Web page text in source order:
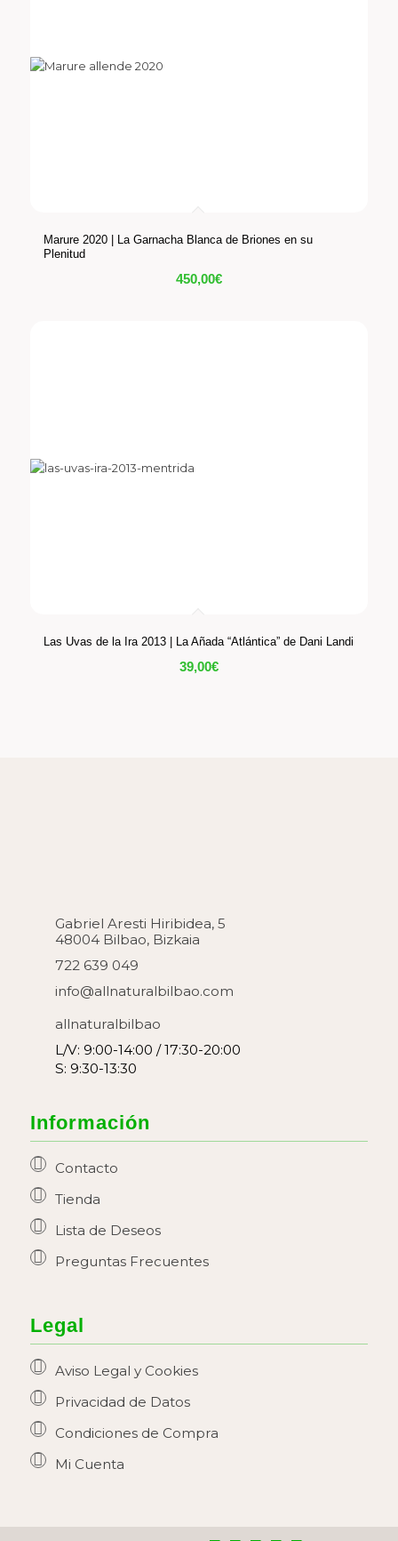
Marure 2020 | La Garnacha Blanca de Briones en su
Plenitud
450,00€
Las Uvas de la Ira 2013 | La Añada “Atlántica” de Dani Landi
39,00€
Gabriel Aresti Hiribidea, 5
48004 Bilbao, Bizkaia
722 639 049
info@allnaturalbilbao.com
allnaturalbilbao
L/V: 9:00-14:00 / 17:30-20:00
S: 9:30-13:30
Información
Contacto
Tienda
Lista de Deseos
Preguntas Frecuentes
Legal
Aviso Legal y Cookies
Privacidad de Datos
Condiciones de Compra
Mi Cuenta